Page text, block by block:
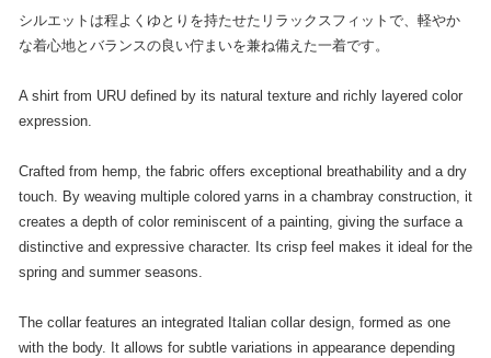
シルエットは程よくゆとりを持たせたリラックスフィットで、軽やか
な着心地とバランスの良い佇まいを兼ね備えた一着です。
A shirt from URU defined by its natural texture and richly layered color
expression.
Crafted from hemp, the fabric offers exceptional breathability and a dry
touch. By weaving multiple colored yarns in a chambray construction, it
creates a depth of color reminiscent of a painting, giving the surface a
distinctive and expressive character. Its crisp feel makes it ideal for the
spring and summer seasons.
The collar features an integrated Italian collar design, formed as one
with the body. It allows for subtle variations in appearance depending